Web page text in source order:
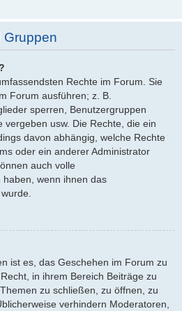
Gruppen
Rechte im Forum. Sie
Forum ausführen; z. B.
sperren, Benutzergruppen
usw. Die Rechte, die ein
davon abhängig, welche Rechte
oder ein anderer Administrator
auch volle
wenn ihnen das
ist es, das Geschehen im Forum zu
in ihrem Bereich Beiträge zu
zu schließen, zu öffnen, zu
verhindern Moderatoren,